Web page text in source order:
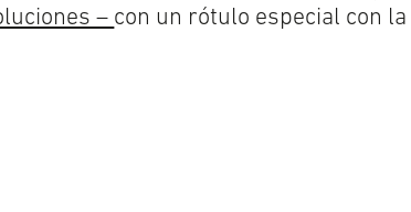
– con un rótulo especial con